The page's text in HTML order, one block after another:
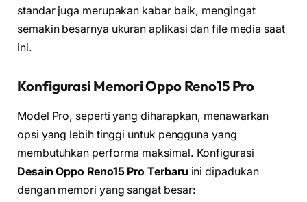
standar juga merupakan kabar baik, mengingat
semakin besarnya ukuran aplikasi dan file media saat
ini.
Konfigurasi Memori Oppo Reno15 Pro
Model Pro, seperti yang diharapkan, menawarkan
opsi yang lebih tinggi untuk pengguna yang
membutuhkan performa maksimal. Konfigurasi
Desain Oppo Reno15 Pro Terbaru ini dipadukan
dengan memori yang sangat besar: